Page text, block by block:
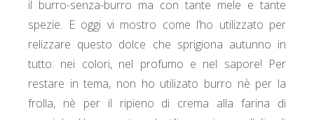
il burro-senza-burro ma con tante mele e tante
spezie. E oggi vi mostro come l’ho utilizzato per
relizzare questo dolce che sprigiona autunno in
tutto: nei colori, nel profumo e nel sapore! Per
restare in tema, non ho utilizato burro nè per la
frolla, nè per il ripieno di crema alla farina di